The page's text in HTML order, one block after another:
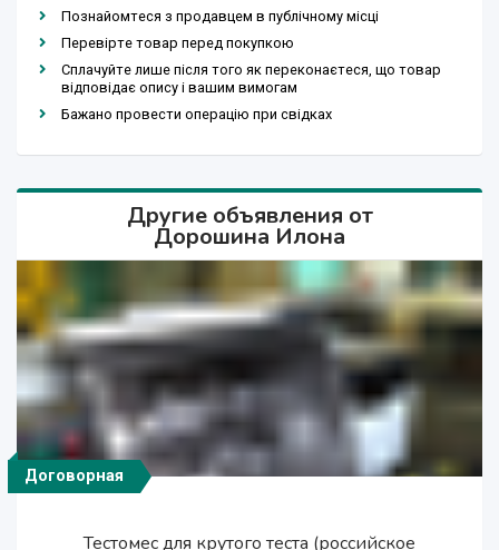
Познайомтеся з продавцем в публічному місці
Перевірте товар перед покупкою
Сплачуйте лише після того як переконаєтеся, що товар
відповідає опису і вашим вимогам
Бажано провести операцію при свідках
Другие объявления от
Дорошина Илона
98 000 руб.
Договорная
Печь кондитерская настольная (российское
Договорная
Печь кондитерская напольная (российское
Договорная
Тестомес для крутого теста (российское
98 000 руб.
Договорная
Печь кондитерская настольная (российское